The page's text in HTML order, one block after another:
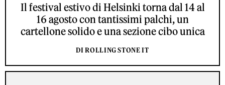
Il festival estivo di Helsinki torna dal 14 al
16 agosto con tantissimi palchi, un
cartellone solido e una sezione cibo unica
DI ROLLING STONE IT